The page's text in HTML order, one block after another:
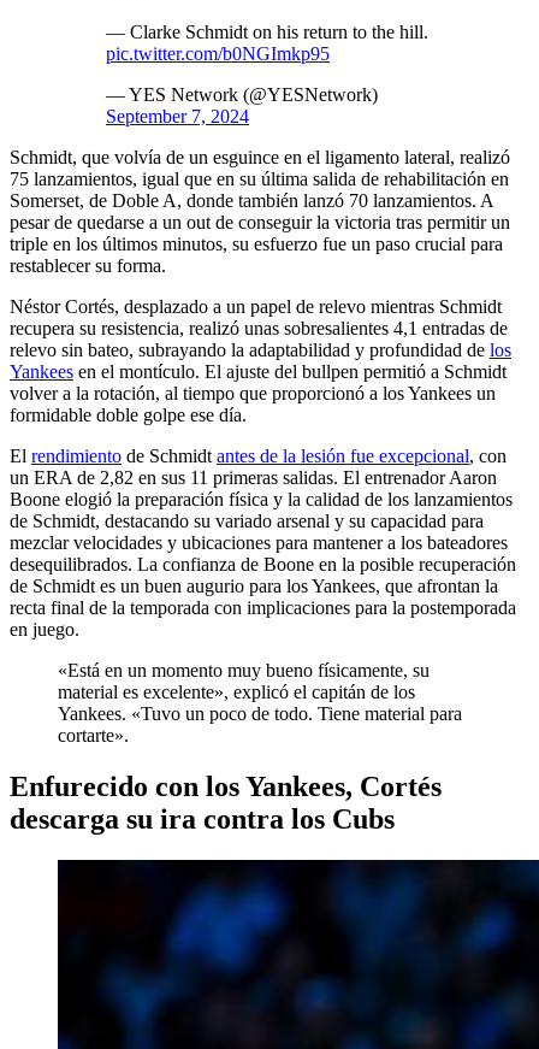
— Clarke Schmidt on his return to the hill.
pic.twitter.com/b0NGImkp95
— YES Network (@YESNetwork)
September 7, 2024
Schmidt, que volvía de un esguince en el ligamento lateral, realizó
75 lanzamientos, igual que en su última salida de rehabilitación en
Somerset, de Doble A, donde también lanzó 70 lanzamientos. A
pesar de quedarse a un out de conseguir la victoria tras permitir un
triple en los últimos minutos, su esfuerzo fue un paso crucial para
restablecer su forma.
Néstor Cortés, desplazado a un papel de relevo mientras Schmidt
recupera su resistencia, realizó unas sobresalientes 4,1 entradas de
relevo sin bateo, subrayando la adaptabilidad y profundidad de los
Yankees en el montículo. El ajuste del bullpen permitió a Schmidt
volver a la rotación, al tiempo que proporcionó a los Yankees un
formidable doble golpe ese día.
El rendimiento de Schmidt antes de la lesión fue excepcional, con
un ERA de 2,82 en sus 11 primeras salidas. El entrenador Aaron
Boone elogió la preparación física y la calidad de los lanzamientos
de Schmidt, destacando su variado arsenal y su capacidad para
mezclar velocidades y ubicaciones para mantener a los bateadores
desequilibrados. La confianza de Boone en la posible recuperación
de Schmidt es un buen augurio para los Yankees, que afrontan la
recta final de la temporada con implicaciones para la postemporada
en juego.
«Está en un momento muy bueno físicamente, su
material es excelente», explicó el capitán de los
Yankees. «Tuvo un poco de todo. Tiene material para
cortarte».
Enfurecido con los Yankees, Cortés
descarga su ira contra los Cubs